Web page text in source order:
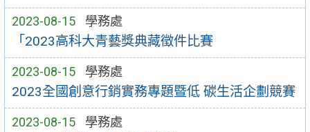
2023-08-15 學務處
「2023高科大青藝獎典藏徵件比賽
2023-08-15 學務處
2023全國創意行銷實務專題暨低 碳生活企劃競賽
2023-08-15 學務處